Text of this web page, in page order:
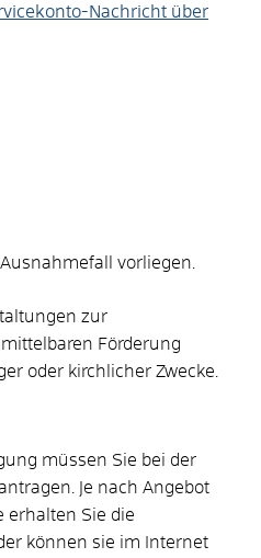
Nachricht über
vorliegen.
zur
Förderung
oder kirchlicher Zwecke.
müssen Sie bei der
Je nach Angebot
erhalten Sie die
können sie im Internet